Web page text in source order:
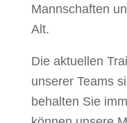
Mannschaften
Alt.
Die aktuellen
unserer Teams
behalten Sie